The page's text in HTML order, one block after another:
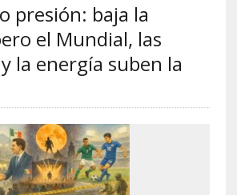
presión: baja la
el Mundial, las
la energía suben la